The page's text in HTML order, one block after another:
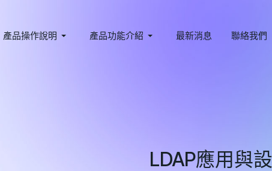
產品操作說明 產品功能介紹 最新消息 聯絡我們
LDAP應用與